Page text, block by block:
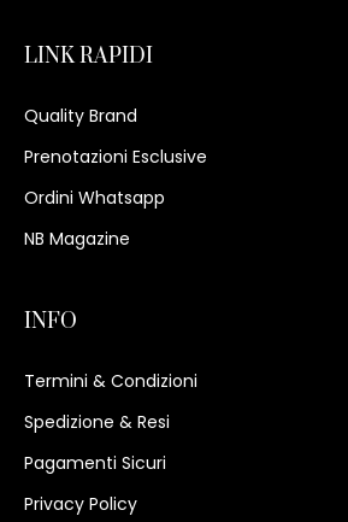
LINK RAPIDI
Quality Brand
Prenotazioni Esclusive
Ordini Whatsapp
NB Magazine
INFO
Termini & Condizioni
Spedizione & Resi
Pagamenti Sicuri
Privacy Policy